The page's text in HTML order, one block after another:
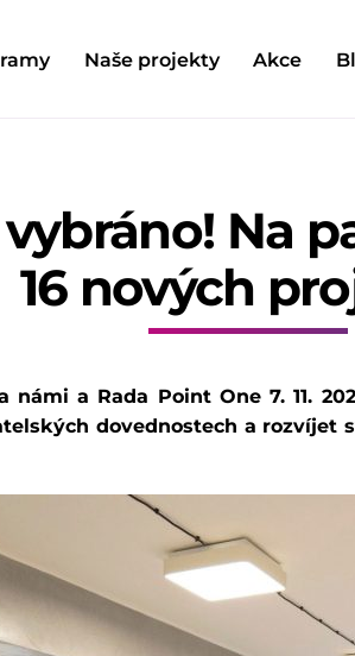
Naše projekty Akce
Na
16 nových
a Rada Point One 7. 11.
dovednostech a rozvíjet